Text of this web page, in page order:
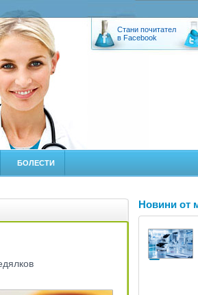
Стани почитател
в Facebook
БОЛЕСТИ
Новини от